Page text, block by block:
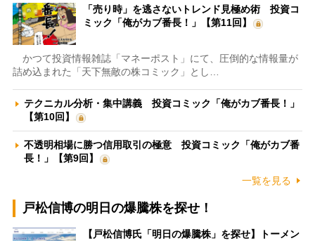
「売り時」を逃さないトレンド見極め術 投資コ
ミック「俺がカブ番長！」【第11回】
かつて投資情報雑誌「マネーポスト」にて、圧倒的な情報量が
詰め込まれた「天下無敵の株コミック」とし…
テクニカル分析・集中講義 投資コミック「俺がカブ番長！」
【第10回】
不透明相場に勝つ信用取引の極意 投資コミック「俺がカブ番
長！」【第9回】
一覧を見る
戸松信博の明日の爆騰株を探せ！
【戸松信博氏「明日の爆騰株」を探せ】トーメン